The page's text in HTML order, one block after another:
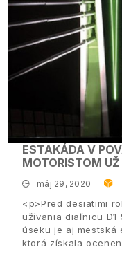
ESTAKÁDA V
MOTORISTOM UŽ
máj 29, 2020
<p>Pred desiatimi
užívania diaľnicu D1
úseku je aj mestská
ktorá získala